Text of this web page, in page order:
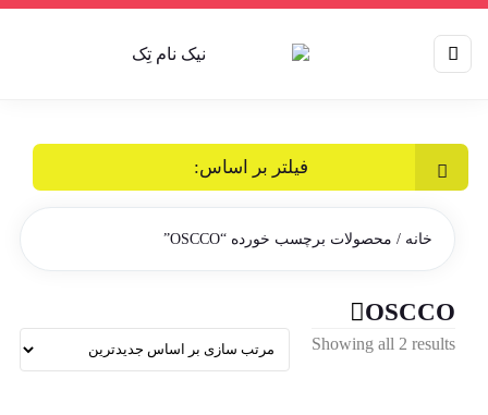
فیلتر بر اساس:
خانه / محصولات برچسب خورده “OSCCO”
OSCCO
Showing all 2 results